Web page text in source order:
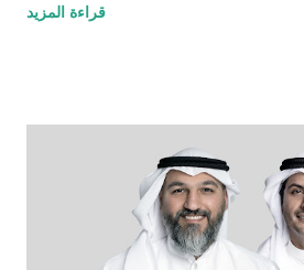
لشركة مازدا. وبموجب هذه الشراكة،
لتناسب أجواء واحتياجات الشرق
بإطلاق مركزين متكاملين يشملان مبيعات
في بغداد والسليمانية، كخطوة أولى
إلى تقديم تجربة مازدا المتكاملة في
قراءة المزيد